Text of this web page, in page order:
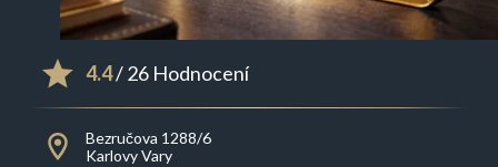
4.4/ 26 Hodnocení
Bezručova 1288/6
Karlovy Vary